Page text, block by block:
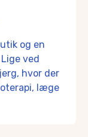
og en
ved
hvor der
læge